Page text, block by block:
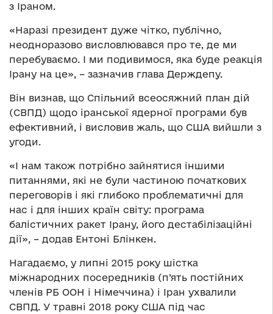
з Іраном.
«Наразі президент дуже чітко, публічно,
неодноразово висловлювався про те, де ми
перебуваємо. І ми подивимося, яка буде реакція
Ірану на це», – зазначив глава Держдепу.
Він визнав, що Спільний всеосяжний план дій
(СВПД) щодо іранської ядерної програми був
ефективний, і висловив жаль, що США вийшли з
угоди.
«І нам також потрібно зайнятися іншими
питаннями, які не були частиною початкових
переговорів і які глибоко проблематичні для
нас і для інших країн світу: програма
балістичних ракет Ірану, його дестабілізаційні
дії», – додав Ентоні Блінкен.
Нагадаємо, у липні 2015 року шістка
міжнародних посередників (п’ять постійних
членів РБ ООН і Німеччина) і Іран ухвалили
СВПД. У травні 2018 року США під час